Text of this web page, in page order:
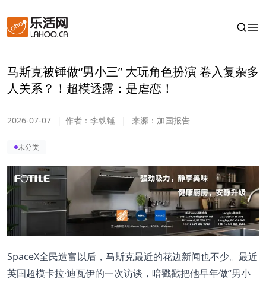
马斯克被锤做“男小三” 大玩角色扮演 卷入复杂多
人关系？！超模透露：是虐恋！
2026-07-07 作者： 李铁锤 来源： 加国报告
未分类
SpaceX全民造富以后，马斯克最近的花边新闻也不少。最近
英国超模卡拉·迪瓦伊的一次访谈，暗戳戳把他早年做“男小